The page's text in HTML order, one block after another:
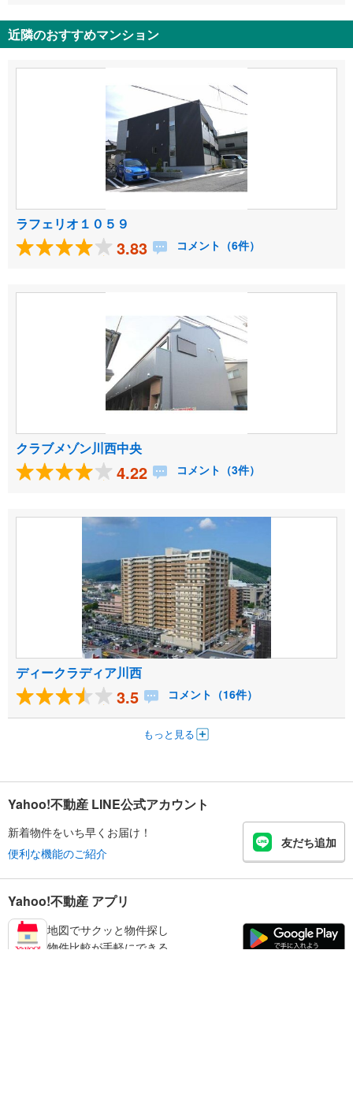
近隣のおすすめマンション
ラフェリオ１０５９
3.83 コメント（6件）
クラブメゾン川西中央
4.22 コメント（3件）
ディークラディア川西
3.5 コメント（16件）
もっと見る
Yahoo!不動産 LINE公式アカウント
新着物件をいち早くお届け！
便利な機能のご紹介
友だち追加
Yahoo!不動産 アプリ
地図でサクッと物件探し
物件比較が手軽にできる